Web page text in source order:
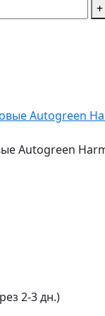
+
Autogreen
2-3 дн.)